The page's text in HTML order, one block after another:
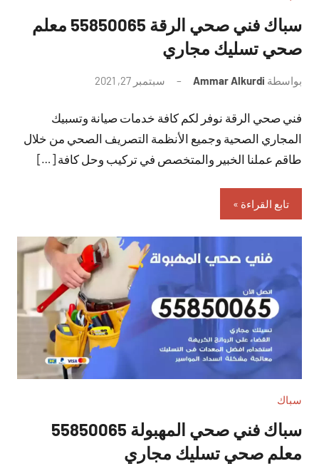
سباك فني صحي الرقة 55850065 معلم
صحي تسليك مجاري
بواسطة Ammar Alkurdi سبتمبر 27, 2021
تعليقات
فني صحي الرقة نوفر لكم كافة خدمات صيانة وتسبيك
المجاري الصحية وجميع الأنظمة التصريف الصحي من خلال
طاقم عملنا الخبير والمتخصص في تركيب وحل كافة […]
تابع القراءة
سباك
سباك فني صحي المهبولة 55850065
معلم صحي تسليك مجاري